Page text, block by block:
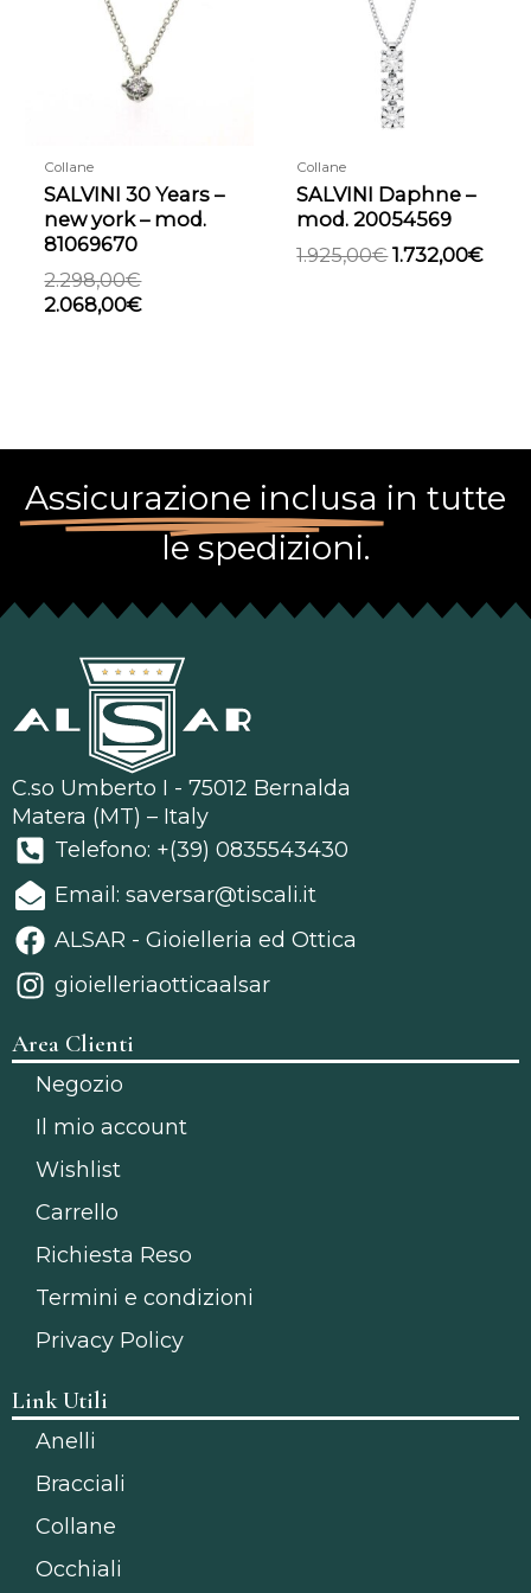
Collane
SALVINI 30 Years –
new york – mod.
81069670
2.298,00€
2.298,00€.
2.068,00€
2.068,00€.
Collane
SALVINI Daphne –
mod. 20054569
1.925,00€
1.925,00€.
1.732,00€
Assicurazione inclusa in tutte
le spedizioni.
C.so Umberto I - 75012 Bernalda
Matera (MT) – Italy
Telefono: +(39) 0835543430
Email: saversar@tiscali.it
ALSAR - Gioielleria ed Ottica
gioielleriaotticaalsar
Area Clienti
Negozio
Il mio account
Wishlist
Carrello
Richiesta Reso
Termini e condizioni
Privacy Policy
Link Utili
Anelli
Bracciali
Collane
Occhiali